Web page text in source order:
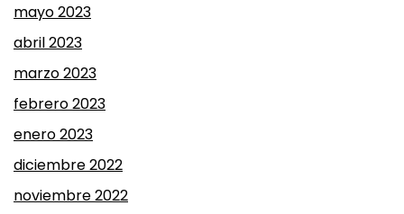
mayo 2023
abril 2023
marzo 2023
febrero 2023
enero 2023
diciembre 2022
noviembre 2022